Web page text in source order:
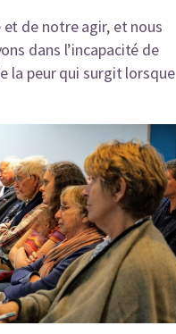
et de notre agir, et nous
dans l’incapacité de
la peur qui surgit lorsque